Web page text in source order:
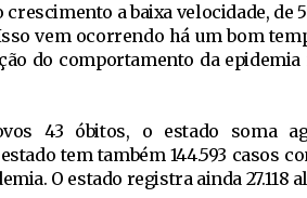
a baixa velocidade, de
vem ocorrendo há um bom
do comportamento da
43 óbitos, o estado soma
tem também 144.593 casos
O estado registra ainda 27.118